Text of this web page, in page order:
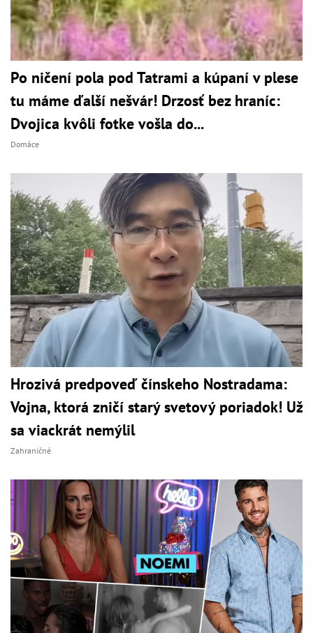
Po ničení pola pod Tatrami a kúpaní v plese
tu máme ďalší nešvár! Drzosť bez hraníc:
Dvojica kvôli fotke vošla do...
Domáce
Hrozivá predpoveď čínskeho Nostradama:
Vojna, ktorá zničí starý svetový poriadok! Už
sa viackrát nemýlil
Zahraničné